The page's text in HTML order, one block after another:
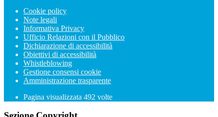
Cookie policy
Note legali
Informativa Privacy
Ufficio Relazioni con il Pubblico
Dichiarazione di accessibilità
Obiettivi di accessibilità
Whistleblowing
Gestione consensi cookie
Amministrazione trasparente
Pagina visualizzata 492 volte